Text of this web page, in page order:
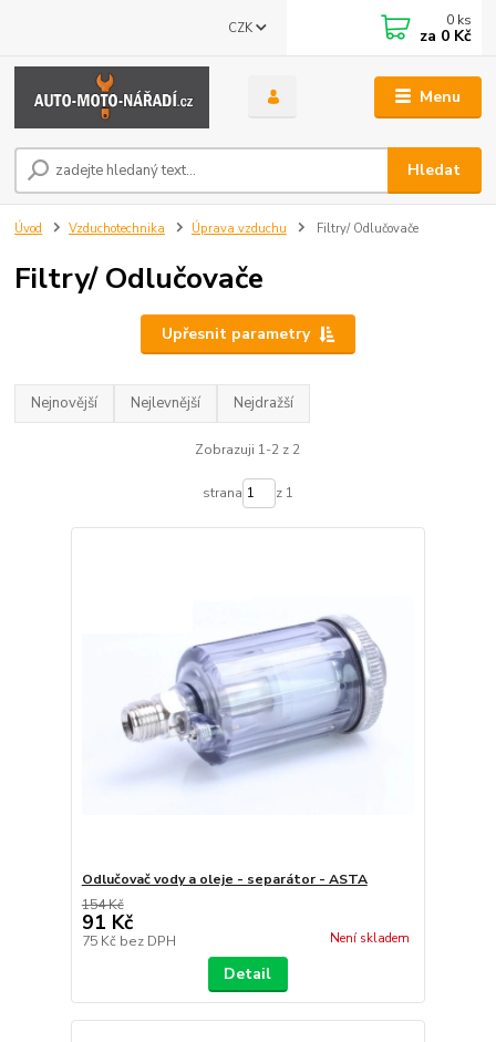
Menu
CZK
Hledat
0 ks
za 0 Kč
Úvod Vzduchotechnika Úprava vzduchu Filtry/ Odlučovače
Filtry/ Odlučovače
Upřesnit parametry
Nejnovější Nejlevnější Nejdražší
Zobrazuji 1-2 z 2
strana z 1
Odlučovač vody a oleje - separátor - ASTA
154 Kč
91 Kč
75 Kč bez DPH Není skladem
Detail